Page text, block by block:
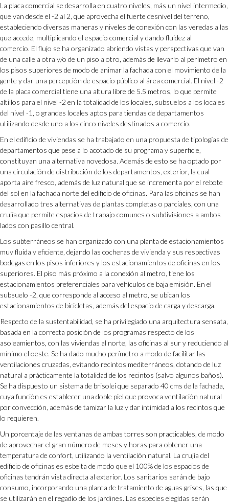
La placa comercial se desarrolla en cuatro niveles, más un nivel intermedio,
que van desde el -2 al 2, que aprovecha el fuerte desnivel del terreno,
estableciendo diversas maneras y niveles de conexión con las veredas a las
que accede, multiplicando el espacio comercial y dando fluidez al
comercio. El flujo se ha organizado abriendo vistas y perspectivas que van
de una calle a otra y/o de un piso a otro, además de llevarlo al perímetro en
los pisos superiores de modo de animar la fachada con el movimiento de la
gente y dar una percepción de espacio público al área comercial. El nivel -2
de la placa comercial tiene una altura libre de 5.5 metros, lo que permite
altillos para el nivel -2 en la totalidad de los locales, subsuelos a los locales
del nivel -1, o grandes locales aptos para tiendas de departamentos
utilizando desde uno a los cinco niveles destinados a comercio.
En el edificio de viviendas se ha trabajado en una propuesta de tipologías de
departamentos que pese a lo acotado de su programa y superficie,
constituyan una alternativa novedosa. Además de esto se ha optado por
una circulación de distribución de los departamentos, exterior, la cual
aporta aire fresco, además de luz natural que se incrementa por el rebote
del sol en la fachada norte del edificio de oficinas. Para las oficinas se han
desarrollado tres alternativas de plantas completas o parciales, con una
crujía que permite espacios de trabajo comunes o subdivisiones a ambos
lados con pasillo central.
Los subterráneos se han organizado con una planta de estacionamientos
muy fluida y eficiente, dejando las cocheras de vivienda y sus respectivas
bodegas en los pisos inferiores y los estacionamientos de oficinas en los
superiores. El piso más próximo a la conexión al metro, tiene los
estacionamientos preferenciales para vehículos de baja emisión. En el
subsuelo -2, que corresponde al acceso al metro, se ubican los
estacionamientos de bicicletas, además del espacio de carga y descarga.
Respecto de la sustentabilidad, se ha privilegiado una arquitectura sensata,
basada en la correcta posición de los programas respecto de los
asoleamientos, con las viviendas al norte, las oficinas al sur y reduciendo al
mínimo el oeste. Se ha dado mucho perímetro a modo de facilitar las
ventilaciones cruzadas, evitando recintos mediterráneos, dotando de luz
natural a prácticamente la totalidad de los recintos (salvo algunos baños).
Se ha dispuesto un sistema de brisolei que separado 40 cms de la fachada,
cuya función es establecer una doble piel que provoca ventilación natural
por convección, además de tamizar la luz y dar intimidad a los recintos que
lo requieren.
Un porcentaje de las ventanas de ambas torres son practicables, de modo
de aprovechar el gran número de meses y horas para obtener una
temperatura de confort, utilizando la ventilación natural. La crujía del
edificio de oficinas es esbelta de modo que el 100% de los espacios de
oficinas tendrán vista directa al exterior. Los sanitarios serán de bajo
consumo, incorporando una planta de tratamiento de aguas grises, las que
se utilizarán en el regadío de los jardines. Las especies elegidas serán